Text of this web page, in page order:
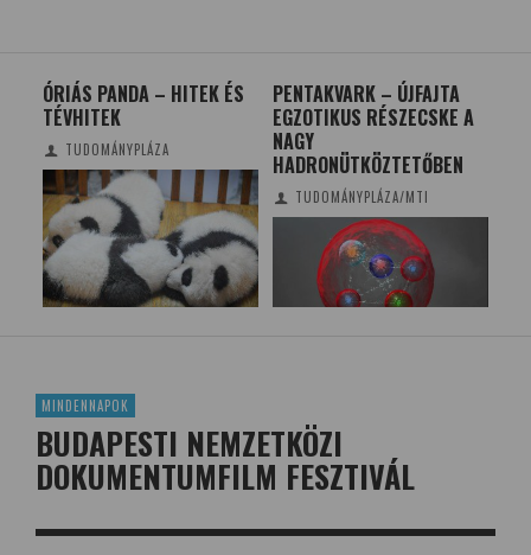
ÓRIÁS PANDA – HITEK ÉS
TÉVHITEK
TUDOMÁNYPLÁZA
PENTAKVARK – ÚJFAJTA
EGZOTIKUS RÉSZECSKE A
NAGY
HADRONÜTKÖZTETŐBEN
TUDOMÁNYPLÁZA/MTI
MINDENNAPOK
BUDAPESTI NEMZETKÖZI
DOKUMENTUMFILM FESZTIVÁL